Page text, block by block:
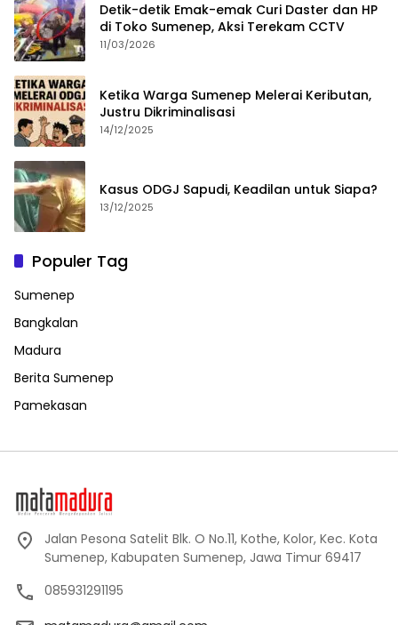
Detik-detik Emak-emak Curi Daster dan HP
di Toko Sumenep, Aksi Terekam CCTV
11/03/2026
Ketika Warga Sumenep Melerai Keributan,
Justru Dikriminalisasi
14/12/2025
Kasus ODGJ Sapudi, Keadilan untuk Siapa?
13/12/2025
Populer Tag
Sumenep
Bangkalan
Madura
Berita Sumenep
Pamekasan
Jalan Pesona Satelit Blk. O No.11, Kothe, Kolor, Kec. Kota
Sumenep, Kabupaten Sumenep, Jawa Timur 69417
085931291195